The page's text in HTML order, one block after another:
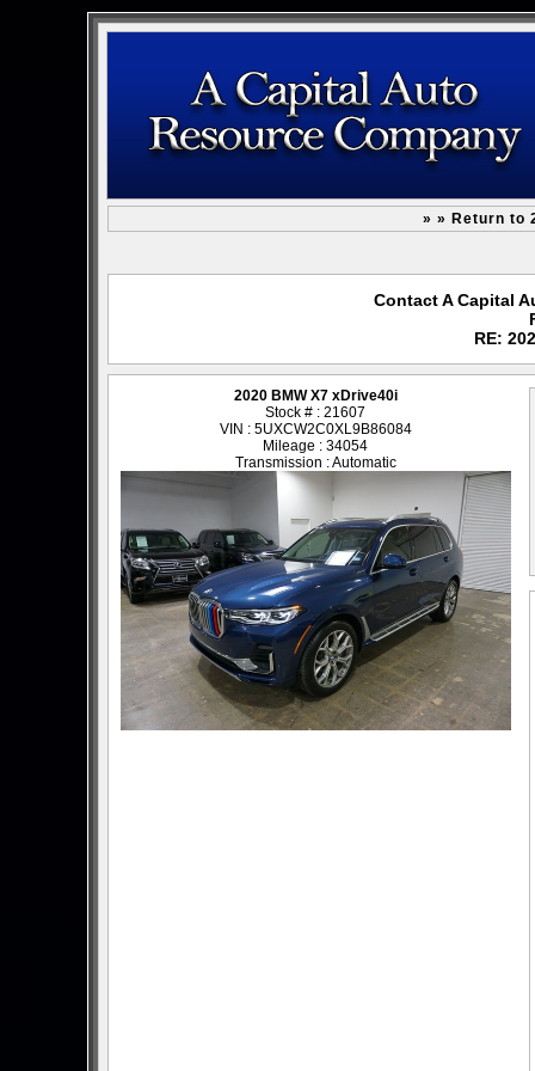
» » Return to
Contact A Capital
RE:
2020 BMW X7 xDrive40i
Stock # : 21607
VIN : 5UXCW2C0XL9B86084
Mileage : 34054
Transmission : Automatic